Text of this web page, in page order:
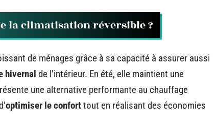
la climatisation réversible ?
de ménages grâce à sa capacité à assurer aussi
hivernal de l’intérieur. En été, elle maintient une
une alternative performante au chauffage
optimiser le conforttout en réalisant des économies